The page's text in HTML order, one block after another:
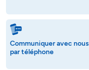
Communiquer avec nous
par téléphone